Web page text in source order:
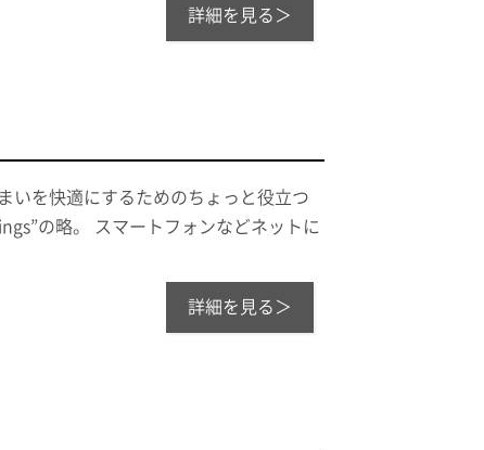
詳細を見る＞
いを快適にするためのちょっと役立つ
の略。 スマートフォンなどネットに
詳細を見る＞